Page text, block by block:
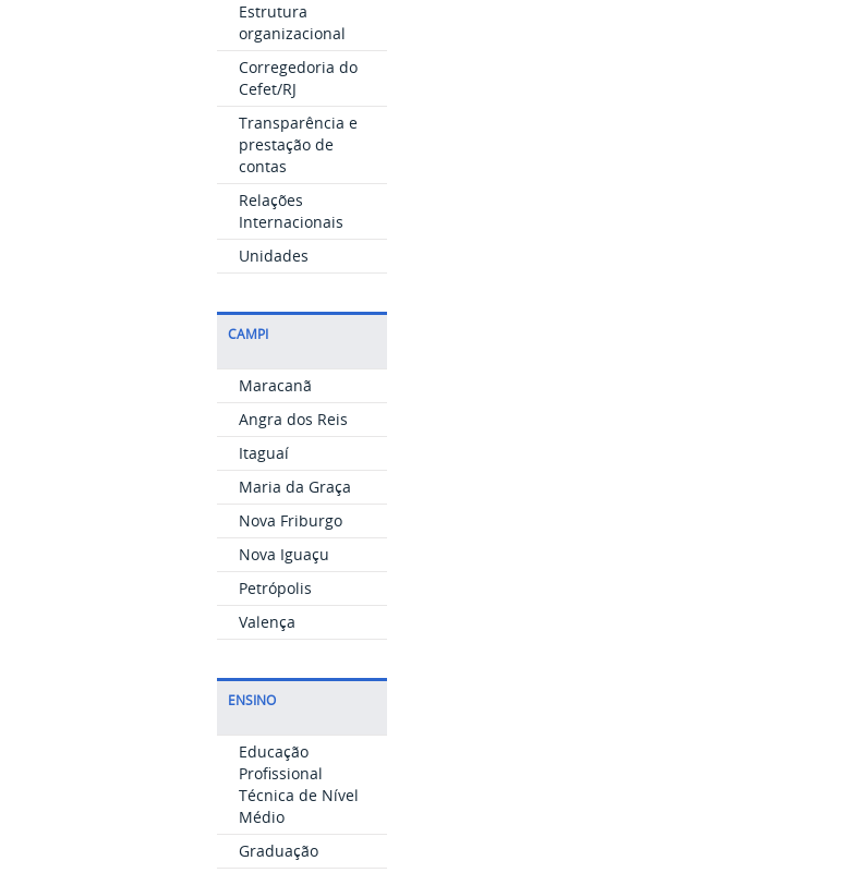
Estrutura
organizacional
Corregedoria do
Cefet/RJ
Transparência e
prestação de
contas
Relações
Internacionais
Unidades
CAMPI
Maracanã
Angra dos Reis
Itaguaí
Maria da Graça
Nova Friburgo
Nova Iguaçu
Petrópolis
Valença
ENSINO
Educação
Profissional
Técnica de Nível
Médio
Graduação